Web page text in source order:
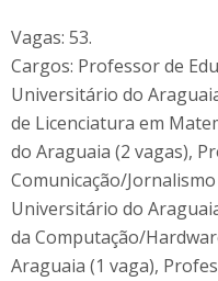
Vagas: 53.
Cargos: Professor de
Universitário do
de Licenciatura em
do Araguaia (2 vagas),
Comunicação/
Universitário do
da Computação/
Araguaia (1 vaga),